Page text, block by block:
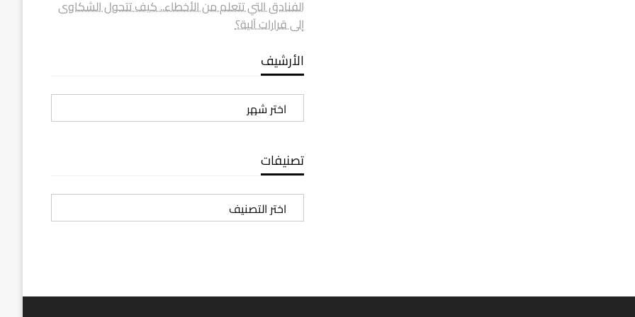
الفنادق التي تتعلم من الأخطاء.. كيف تتحول الشكاوى
إلى قرارات آلية؟
الأرشيف
الأرشيف
تصنيفات
تصنيفات